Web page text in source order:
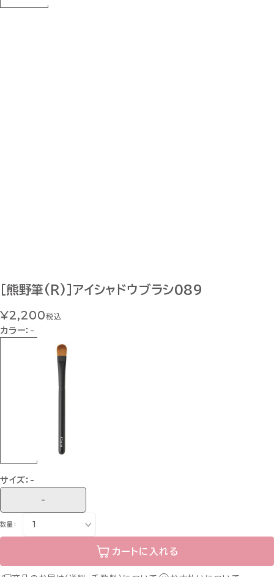
[熊野筆(R)]アイシャドウブラシ089
¥2,200税込
カラー： -
サイズ： -
-
数量：
カートに入れる